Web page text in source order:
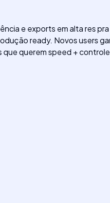
e exports em alta res
ready. Novos users
querem speed +